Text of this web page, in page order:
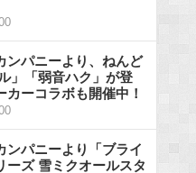
ンパニーより、ねんど
」「弱音ハク」が登
ーコラボも開催中！
ンパニーより「ブライ
ーズ 雪ミクオールスタ